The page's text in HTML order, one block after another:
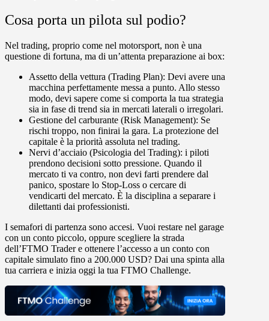
Cosa porta un pilota sul podio?
Nel trading, proprio come nel motorsport, non è una
questione di fortuna, ma di un’attenta preparazione ai box:
Assetto della vettura (Trading Plan): Devi avere una
macchina perfettamente messa a punto. Allo stesso
modo, devi sapere come si comporta la tua strategia
sia in fase di trend sia in mercati laterali o irregolari.
Gestione del carburante (Risk Management): Se
rischi troppo, non finirai la gara. La protezione del
capitale è la priorità assoluta nel trading.
Nervi d’acciaio (Psicologia del Trading): i piloti
prendono decisioni sotto pressione. Quando il
mercato ti va contro, non devi farti prendere dal
panico, spostare lo Stop-Loss o cercare di
vendicarti del mercato. È la disciplina a separare i
dilettanti dai professionisti.
I semafori di partenza sono accesi. Vuoi restare nel garage
con un conto piccolo, oppure scegliere la strada
dell’FTMO Trader e ottenere l’accesso a un conto con
capitale simulato fino a 200.000 USD? Dai una spinta alla
tua carriera e inizia oggi la tua FTMO Challenge.